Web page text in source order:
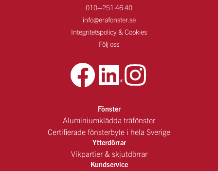
010–251 46 40
info@erafonster.se
Integritetspolicy & Cookies
Följ oss
Fönster
Aluminiumklädda träfönster
Certifierade fönsterbyte i hela Sverige
Ytterdörrar
Vikpartier & skjutdörrar
Kundservice